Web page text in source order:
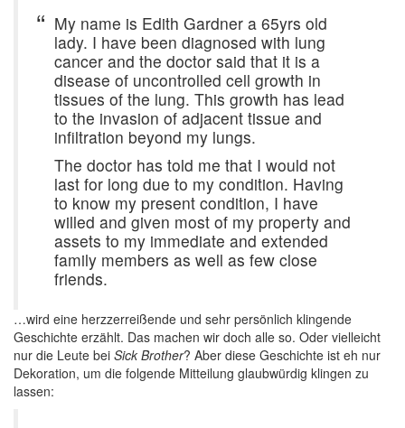
My name is Edith Gardner a 65yrs old
lady. I have been diagnosed with lung
cancer and the doctor said that it is a
disease of uncontrolled cell growth in
tissues of the lung. This growth has lead
to the invasion of adjacent tissue and
infiltration beyond my lungs.
The doctor has told me that I would not
last for long due to my condition. Having
to know my present condition, I have
willed and given most of my property and
assets to my immediate and extended
family members as well as few close
friends.
…wird eine herzzerreißende und sehr persönlich klingende
Geschichte erzählt. Das machen wir doch alle so. Oder vielleicht
nur die Leute bei Sick Brother? Aber diese Geschichte ist eh nur
Dekoration, um die folgende Mitteilung glaubwürdig klingen zu
lassen: